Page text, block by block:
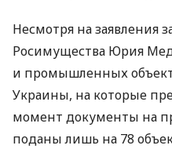
Несмотря на заявления
Росимущества Юрия
и промышленных
Украины, на которые
момент документы на
поданы лишь на 78